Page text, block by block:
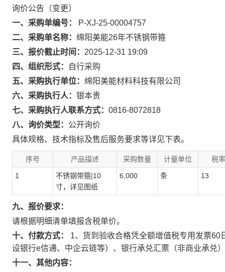
询价公告（变更）
一、采购单编号：
P-XJ-25-00004757
二、采购单名称： 绵阳美能26年不锈钢带箍
三、报价截止时间： 2025-12-31 19:09
四、组织形式：
自行采购
五、采购执行单位： 绵阳美能材料科技有限公司
六、采购执行人： 银本贵
七、采购执行人联系方式： 0816-8072818
八、询价类型： 公开询价
具体规格、技术指标及售后服务要求等详见下表。
序号 产品描述 采购数量 计量单位 税率
1
不锈钢带箍|10
寸，详见图纸
6,000 条 13
九、报价要求：
请根据明细清单填报含税单价。
十、付款方式：
1、货到验收合格凭全额增值税专用发票
设银行e信通、中企云链等）、银行承兑汇票（非商业承兑
十一、其他内容：